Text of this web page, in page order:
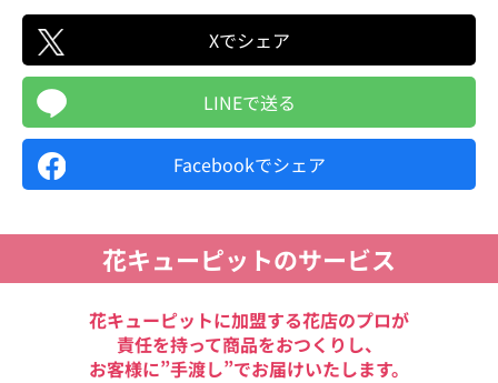
厳正な抽選の上、当選者を決定いたします。当選された方の
みに花キューピット公式アカウント「@i8791」よりX（旧
Twitter）のDM（ダイレクトメッセージ）にて当選通知をお
送りいたします。
なお、X（旧Twitter）のDM（ダイレクトメッセージ）によ
るご連絡は弊社からの送信専用となっております。誠に恐れ
入りますがご返信はお受けできませんのであらかじめご了承
ください。
ない場合、当選通知をお送りすることができませんのでご注
意ください。
当選後、期間内に応募フォームの記載をいただけない場合に
は、当選を無効とさせていただきます。
本キャンペーンの当選権利を、他の人に譲渡することはでき
Xでシェア
LINEで送る
Facebookでシェア
花キューピットのサービス
花キューピットに加盟する花店のプロが
責任を持って商品をおつくりし、
お客様に”手渡し”でお届けいたします。